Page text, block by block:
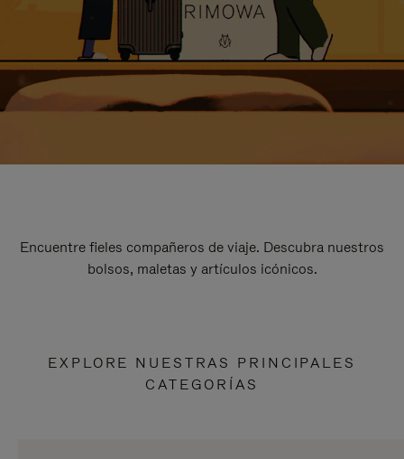
Encuentre fieles compañeros de viaje. Descubra nuestros
bolsos, maletas y artículos icónicos.
EXPLORE NUESTRAS PRINCIPALES
CATEGORÍAS